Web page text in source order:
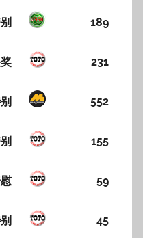
189
231
552
155
59
45